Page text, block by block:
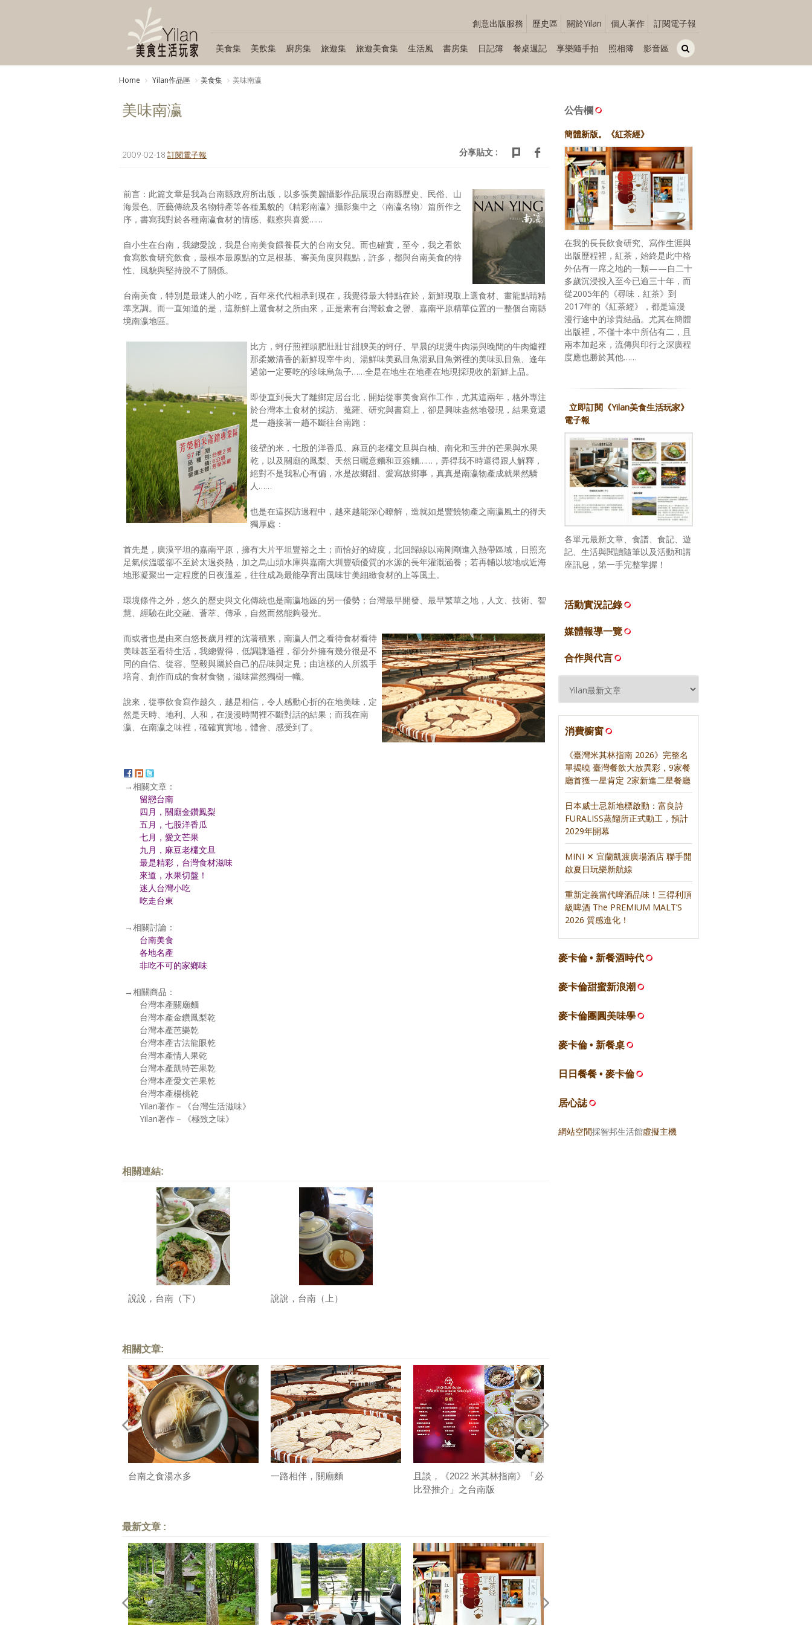
創意出版服務 歷史區 關於Yilan 個人著作 訂閱電子報
美食集 美飲集 廚房集 旅遊集 旅遊美食集 生活風 書房集 日記簿 餐桌週記 享樂隨手拍 照相簿 影音區
Home Yilan作品區 美食集 美味南瀛
美味南瀛
2009-02-18 訂閱電子報 分享貼文 :
前言：此篇文章是我為台南縣政府所出版，以多張美麗攝影作品展現台南縣歷史、民俗、山
海景色、匠藝傳統及名物特產等各種風貌的《精彩南瀛》攝影集中之〈南瀛名物〉篇所作之
序，書寫我對於各種南瀛食材的情感、觀察與喜愛……
自小生在台南，我總愛說，我是台南美食餵養長大的台南女兒。而也確實，至今，我之看飲
食寫飲食研究飲食，最根本最原點的立足根基、審美角度與觀點，許多，都與台南美食的特
性、風貌與堅持脫不了關係。
台南美食，特別是最迷人的小吃，百年來代代相承到現在，我覺得最大特點在於，新鮮現取上選食材、畫龍點睛精
準烹調。而一直知道的是，這新鮮上選食材之所由來，正是素有台灣穀倉之譽、嘉南平原精華位置的一整個台南縣
境南瀛地區。
比方，蚵仔煎裡頭肥壯壯甘甜腴美的蚵仔、早晨的現燙牛肉湯與晚間的牛肉爐裡
那柔嫩清香的新鮮現宰牛肉、湯鮮味美虱目魚湯虱目魚粥裡的美味虱目魚、逢年
過節一定要吃的珍味烏魚子……全是在地生在地產在地現採現收的新鮮上品。
即使直到長大了離鄉定居台北，開始從事美食寫作工作，尤其這兩年，格外專注
於台灣本土食材的採訪、蒐羅、研究與書寫上，卻是興味盎然地發現，結果竟還
是一趟接著一趟不斷往台南跑：
後壁的米，七股的洋香瓜、麻豆的老欉文旦與白柚、南化和玉井的芒果與水果
乾，以及關廟的鳳梨、天然日曬意麵和豆簽麵……，弄得我不時還得跟人解釋，
絕對不是我私心有偏，水是故鄉甜、愛寫故鄉事，真真是南瀛物產成就果然驕
人……
也是在這探訪過程中，越來越能深心瞭解，造就如是豐饒物產之南瀛風土的得天
獨厚處：
首先是，廣漠平坦的嘉南平原，擁有大片平坦豐裕之土；而恰好的緯度，北回歸線以南剛剛進入熱帶區域，日照充
足氣候溫暖卻不至於太過炎熱，加之烏山頭水庫與嘉南大圳豐碩優質的水源的長年灌溉涵養；若再輔以坡地或近海
地形凝聚出一定程度的日夜溫差，往往成為最能孕育出風味甘美細緻食材的上等風土。
環境條件之外，悠久的歷史與文化傳統也是南瀛地區的另一優勢；台灣最早開發、最早繁華之地，人文、技術、智
慧、經驗在此交融、薈萃、傳承，自然而然能夠發光。
而或者也是由來自悠長歲月裡的沈著積累，南瀛人們之看待食材看待
美味甚至看待生活，我總覺得，低調謙遜裡，卻分外擁有幾分很是不
同的自信、從容、堅毅與屬於自己的品味與定見；由這樣的人所親手
培育、創作而成的食材食物，滋味當然獨樹一幟。
說來，從事飲食寫作越久，越是相信，令人感動心折的在地美味，定
然是天時、地利、人和，在漫漫時間裡不斷對話的結果；而我在南
瀛、在南瀛之味裡，確確實實地，體會、感受到了。
→相關文章：
留戀台南
四月，關廟金鑽鳳梨
五月，七股洋香瓜
七月，愛文芒果
九月，麻豆老欉文旦
最是精彩，台灣食材滋味
來道，水果切盤！
迷人台灣小吃
吃走台東
→相關討論：
台南美食
各地名產
非吃不可的家鄉味
→相關商品：
台灣本產關廟麵
台灣本產金鑽鳳梨乾
台灣本產芭樂乾
台灣本產古法龍眼乾
台灣本產情人果乾
台灣本產凱特芒果乾
台灣本產愛文芒果乾
台灣本產楊桃乾
Yilan著作－《台灣生活滋味》
Yilan著作－《極致之味》
相關連結:
說說，台南（下） 說說，台南（上）
相關文章:
台南之食湯水多 一路相伴，關廟麵
且談，《2022 米其林指南》「必
比登推介」之台南版
最新文章 :
公告欄
簡體新版。《紅茶經》
在我的長長飲食研究、寫作生涯與
出版歷程裡，紅茶，始終是此中格
外佔有一席之地的一類——自二十
多歲沉浸投入至今已逾三十年，而
從2005年的《尋味．紅茶》到
2017年的《紅茶經》，都是這漫
漫行途中的珍貴結晶。尤其在簡體
出版裡，不僅十本中所佔有二，且
兩本加起來，流傳與印行之深廣程
度應也勝於其他……
立即訂閱《Yilan美食生活玩家》
電子報
各單元最新文章、食譜、食記、遊
記、生活與閱讀隨筆以及活動和講
座訊息，第一手完整掌握！
活動實況記錄
媒體報導一覽
合作與代言
消費櫥窗
《臺灣米其林指南 2026》完整名
單揭曉 臺灣餐飲大放異彩，9家餐
廳首獲一星肯定 2家新進二星餐廳
日本威士忌新地標啟動：富良詩
FURALISS蒸餾所正式動工，預計
2029年開幕
MINI ✕ 宜蘭凱渡廣場酒店 聯手開
啟夏日玩樂新航線
重新定義當代啤酒品味！三得利頂
級啤酒 The PREMIUM MALT’S
2026 質感進化！
麥卡倫 • 新餐酒時代
麥卡倫甜蜜新浪潮
麥卡倫團圓美味學
麥卡倫 • 新餐桌
日日餐餐 • 麥卡倫
居心誌
網站空間採智邦生活館虛擬主機